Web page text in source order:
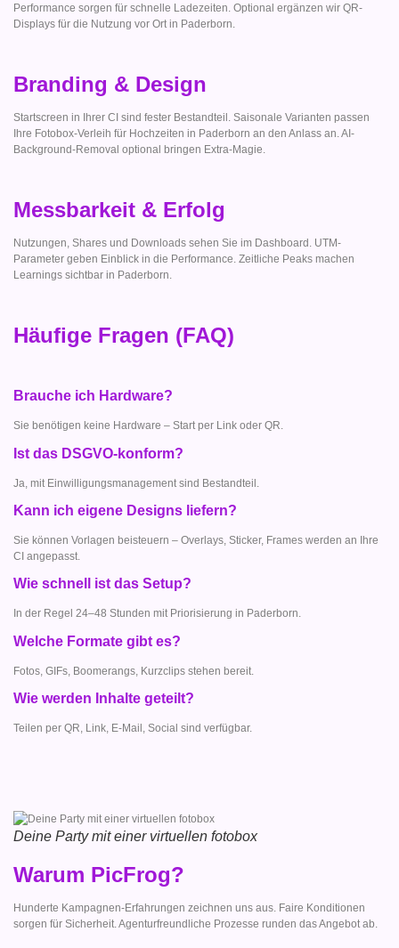
Performance sorgen für schnelle Ladezeiten. Optional ergänzen wir QR-
Displays für die Nutzung vor Ort in Paderborn.
Branding & Design
Startscreen in Ihrer CI sind fester Bestandteil. Saisonale Varianten passen
Ihre Fotobox-Verleih für Hochzeiten in Paderborn an den Anlass an. AI-
Background-Removal optional bringen Extra-Magie.
Messbarkeit & Erfolg
Nutzungen, Shares und Downloads sehen Sie im Dashboard. UTM-
Parameter geben Einblick in die Performance. Zeitliche Peaks machen
Learnings sichtbar in Paderborn.
Häufige Fragen (FAQ)
Brauche ich Hardware?
Sie benötigen keine Hardware – Start per Link oder QR.
Ist das DSGVO-konform?
Ja, mit Einwilligungsmanagement sind Bestandteil.
Kann ich eigene Designs liefern?
Sie können Vorlagen beisteuern – Overlays, Sticker, Frames werden an Ihre
CI angepasst.
Wie schnell ist das Setup?
In der Regel 24–48 Stunden mit Priorisierung in Paderborn.
Welche Formate gibt es?
Fotos, GIFs, Boomerangs, Kurzclips stehen bereit.
Wie werden Inhalte geteilt?
Teilen per QR, Link, E-Mail, Social sind verfügbar.
Deine Party mit einer virtuellen fotobox
Warum PicFrog?
Hunderte Kampagnen-Erfahrungen zeichnen uns aus. Faire Konditionen
sorgen für Sicherheit. Agenturfreundliche Prozesse runden das Angebot ab.